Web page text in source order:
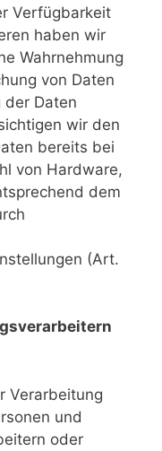
Verfügbarkeit
haben wir
Wahrnehmung
von Daten
der Daten
wir den
bereits bei
von Hardware,
dem
(Art.
Verarbeitung
und
oder